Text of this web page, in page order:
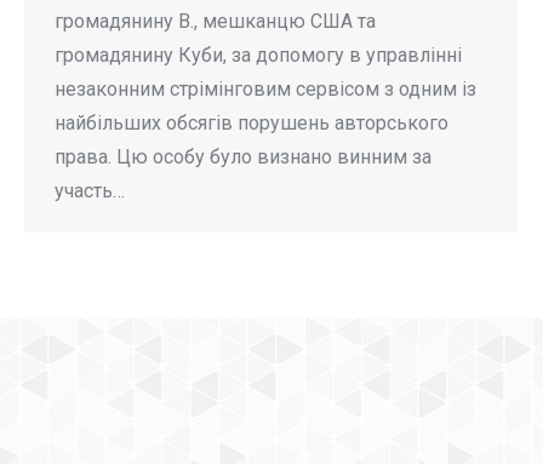
громадянину В., мешканцю США та
громадянину Куби, за допомогу в управлінні
незаконним стрімінговим сервісом з одним із
найбільших обсягів порушень авторського
права. Цю особу було визнано винним за
участь…